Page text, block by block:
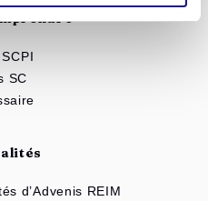
SC
d’Advenis REIM